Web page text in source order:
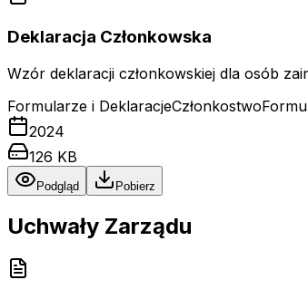
Deklaracja Członkowska
Wzór deklaracji członkowskiej dla osób
Formularze i DeklaracjeCzłonkostwo
2024
126 KB
Podgląd Pobierz
Uchwały Zarządu